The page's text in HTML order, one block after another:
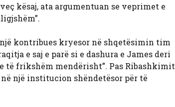
kësaj, ata argumentuan se veprimet e
kontribues kryesor në shqetësimin tim
e saj e parë si e dashura e James deri
të frikshëm mendërisht”. Pas Ribashkimit
një institucion shëndetësor për të